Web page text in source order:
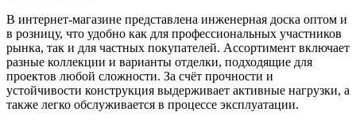
В интернет-магазине представлена инженерная доска оптом и
в розницу, что удобно как для профессиональных участников
рынка, так и для частных покупателей. Ассортимент включает
разные коллекции и варианты отделки, подходящие для
проектов любой сложности. За счёт прочности и
устойчивости конструкция выдерживает активные нагрузки, а
также легко обслуживается в процессе эксплуатации.